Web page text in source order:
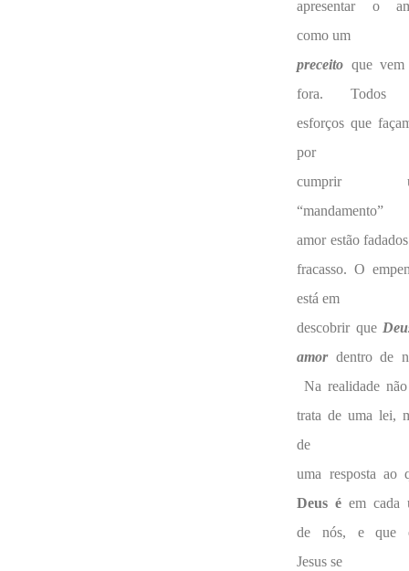
apresentar o
como um
preceito que vem
fora. Todos
esforços que
por
cumprir
“mandamento”
amor estão
fracasso. O
está em
descobrir que
amordentro de
Na realidade
trata de uma lei,
de
uma resposta ao
Deus é em cada
de nós, e que
Jesus se